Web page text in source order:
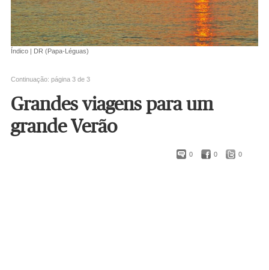
Índico | DR (Papa-Léguas)
Continuação: página 3 de 3
Grandes viagens para um
grande Verão
0 0 0